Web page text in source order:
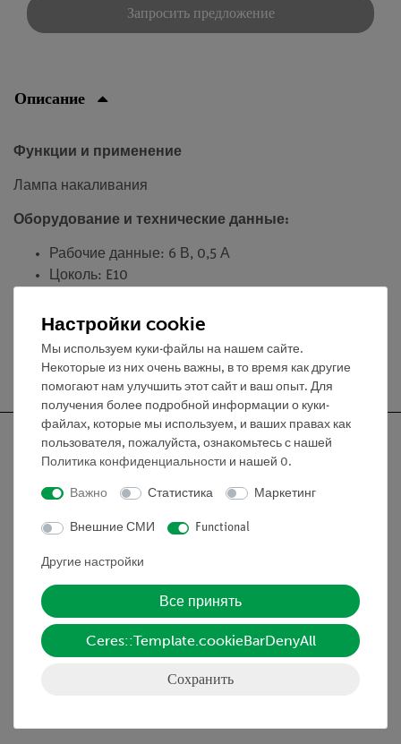
Запросить предложение
Описание
Функции и применение
Лампа накаливания
Оборудование и технические данные:
Рабочие данные: 6 В, 0,5 А
Цоколь: E10
Бесплатная доставка от 300,- €
Nach oben
Информация
Контактное лицо
Условия сотрудничества
Декларация о конфиденциальности
Настройки cookie
Мы используем куки-файлы на нашем сайте.
Некоторые из них очень важны, в то время как другие
помогают нам улучшить этот сайт и ваш опыт. Для
получения более подробной информации о куки-
файлах, которые мы используем, и ваших правах как
пользователя, пожалуйста, ознакомьтесь с нашей
Политика конфиденциальности и нашей 0.
Важно Статистика Маркетинг
Внешние СМИ Functional
Другие настройки
Все принять
Ceres::Template.cookieBarDenyAll
Сохранить